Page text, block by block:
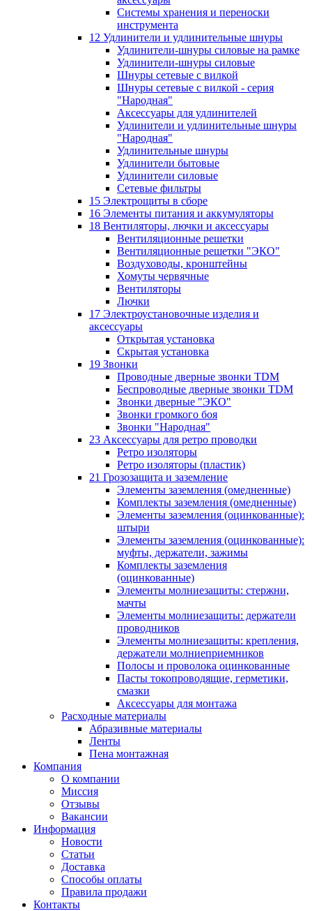
Системы хранения и переноски
инструмента
12 Удлинители и удлинительные шнуры
Удлинители-шнуры силовые на рамке
Удлинители-шнуры силовые
Шнуры сетевые с вилкой
Шнуры сетевые с вилкой - серия
"Народная"
Аксессуары для удлинителей
Удлинители и удлинительные шнуры
"Народная"
Удлинительные шнуры
Удлинители бытовые
Удлинители силовые
Сетевые фильтры
15 Электрощиты в сборе
16 Элементы питания и аккумуляторы
18 Вентиляторы, лючки и аксессуары
Вентиляционные решетки
Вентиляционные решетки "ЭКО"
Воздуховоды, кронштейны
Хомуты червячные
Вентиляторы
Лючки
17 Электроустановочные изделия и
аксессуары
Открытая установка
Скрытая установка
19 Звонки
Проводные дверные звонки TDM
Беспроводные дверные звонки TDM
Звонки дверные "ЭКО"
Звонки громкого боя
Звонки "Народная"
23 Аксессуары для ретро проводки
Ретро изоляторы
Ретро изоляторы (пластик)
21 Грозозащита и заземление
Элементы заземления (омедненные)
Комплекты заземления (омедненные)
Элементы заземления (оцинкованные):
штыри
Элементы заземления (оцинкованные):
муфты, держатели, зажимы
Комплекты заземления
(оцинкованные)
Элементы молниезащиты: стержни,
мачты
Элементы молниезащиты: держатели
проводников
Элементы молниезащиты: крепления,
держатели молниеприемников
Полосы и проволока оцинкованные
Пасты токопроводящие, герметики,
смазки
Аксессуары для монтажа
Расходные материалы
Абразивные материалы
Ленты
Пена монтажная
Компания
О компании
Миссия
Отзывы
Вакансии
Информация
Новости
Статьи
Доставка
Способы оплаты
Правила продажи
Контакты